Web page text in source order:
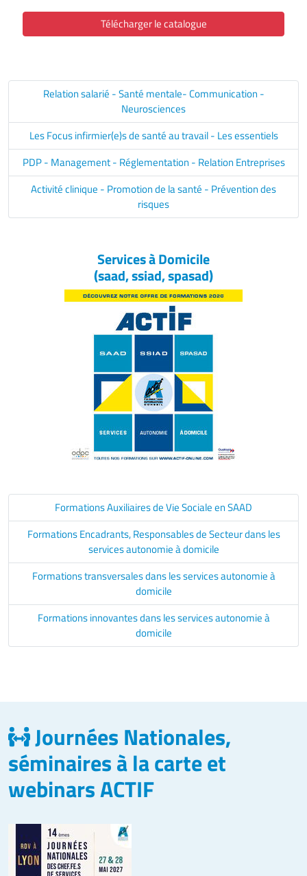
Télécharger le catalogue
Relation salarié - Santé mentale- Communication -
Neurosciences
Les Focus infirmier(e)s de santé au travail - Les essentiels
PDP - Management - Réglementation - Relation Entreprises
Activité clinique - Promotion de la santé - Prévention des
risques
Services à Domicile
(saad, ssiad, spasad)
Formations Auxiliaires de Vie Sociale en SAAD
Formations Encadrants, Responsables de Secteur dans les
services autonomie à domicile
Formations transversales dans les services autonomie à
domicile
Formations innovantes dans les services autonomie à
domicile
Journées Nationales,
séminaires à la carte et
webinars ACTIF